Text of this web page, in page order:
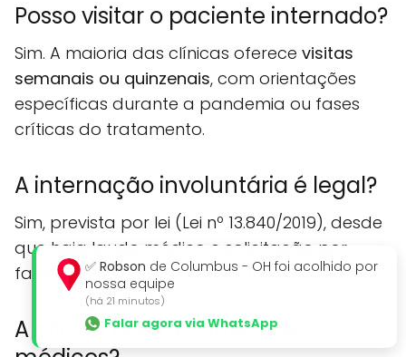
Posso visitar o paciente internado?
Sim. A maioria das clínicas oferece visitas
semanais ou quinzenais, com orientações
específicas durante a pandemia ou fases
críticas do tratamento.
A internação involuntária é legal?
Sim, prevista por lei (Lei nº 13.840/2019), desde
que haja laudo médico e solicitação por
familiar ou responsável legal.
A clínica aceita convênios
✅ Robson de Columbus - OH foi acolhido por
nossa equipe
(há 21 minutos)
Falar agora via WhatsApp